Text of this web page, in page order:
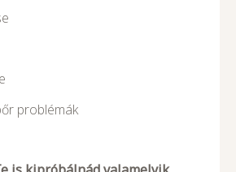
problémák